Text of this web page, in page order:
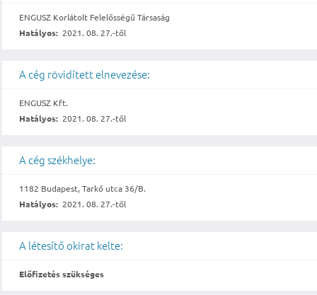
ENGUSZ Korlátolt Felelősségű Társaság
Hatályos: 2021. 08. 27.-től
A cég rövidített elnevezése:
ENGUSZ Kft.
Hatályos: 2021. 08. 27.-től
A cég székhelye:
1182 Budapest, Tarkő utca 36/B.
Hatályos: 2021. 08. 27.-től
A létesítő okirat kelte:
Előfizetés szükséges